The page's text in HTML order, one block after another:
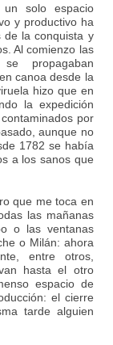
solo espacio
y productivo ha
de la conquista y
Al comienzo las
propagaban
canoa desde la
hizo que en
la expedición
por
aunque no
1782 se había
a los sanos que
que me toca en
las mañanas
o las ventanas
o Milán: ahora
entre otros,
hasta el otro
espacio de
el cierre
tarde alguien